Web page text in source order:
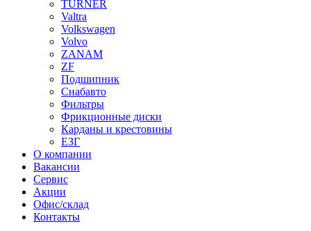
TURNER
Valtra
Volkswagen
Volvo
ZANAM
ZF
Подшипник
Снабавто
Фильтры
Фрикционные диски
Карданы и крестовины
ЕЗГ
О компании
Вакансии
Сервис
Акции
Офис/склад
Контакты